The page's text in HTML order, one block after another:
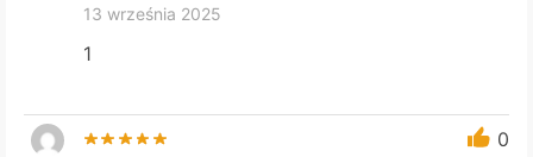
13 września 2025
1
0